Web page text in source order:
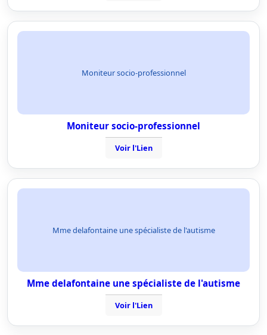
Moniteur socio-professionnel
Moniteur socio-professionnel
Voir l'Lien
Mme delafontaine une spécialiste de l'autisme
Mme delafontaine une spécialiste de l'autisme
Voir l'Lien